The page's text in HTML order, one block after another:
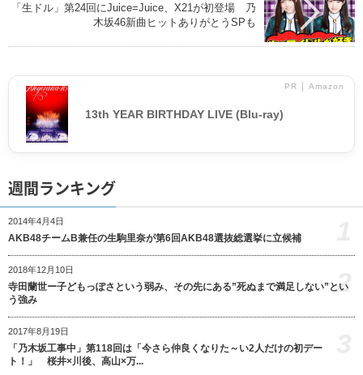
「生ドル」第24回にJuice=Juice、X21が初登場 乃
木坂46新曲ヒットありがとうSPも
PR │ Amazon
13th YEAR BIRTHDAY LIVE (Blu-ray)
週間ランキング
2014年4月4日
AKB48チームB兼任の生駒里奈が第6回AKB48選抜総選挙に立候補
2018年12月10日
寺田蘭世ー子どもっぽさという弱み、その先にある”死ぬまで満足しない”とい
う強み
2
2017年8月19日
「乃木坂工事中」第118回は「今さら仲良くなりた～い2人だけの初デー
ト！」 桜井×川後、高山×万...